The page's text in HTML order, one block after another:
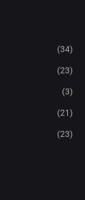
(34)
(23)
(3)
(21)
(23)